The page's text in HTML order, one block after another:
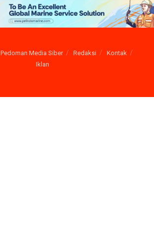
Pedoman Media Siber Redaksi
Kontak
Iklan